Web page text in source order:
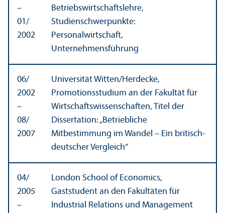
–
01/
2002
Betriebswirtschaftslehre,
Studienschwerpunkte:
Personalwirtschaft,
Unternehmensführung
06/
2002
–
08/
2007
Universität Witten/Herdecke,
Promotionsstudium an der Fakultät für
Wirtschaftswissenschaften, Titel der
Dissertation: „Betriebliche
Mitbestimmung im Wandel – Ein britisch-
deutscher Vergleich“
04/
2005
–
London School of Economics,
Gaststudent an den Fakultäten für
Industrial Relations und Management